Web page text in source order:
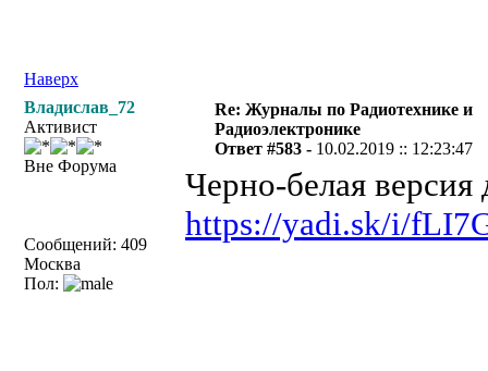
Наверх
Владислав_72
Активист
Вне Форума
Сообщений: 409
Москва
Пол:
Re: Журналы по Радиотехнике и
Радиоэлектронике
Ответ #583 - 10.02.2019 :: 12:23:47
Черно-белая
https://yadi.sk/i/